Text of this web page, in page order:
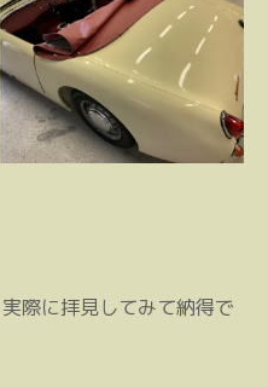
際に拝見してみて納得で